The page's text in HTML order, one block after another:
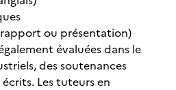
ou présentation)
évaluées dans le
des soutenances
Les tuteurs en